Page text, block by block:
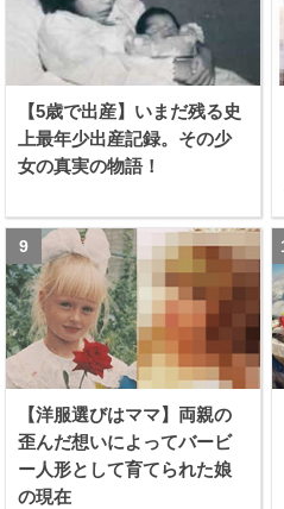
【5歳で出産】いまだ残る史
上最年少出産記録。その少
女の真実の物語！
【洋服選びはママ】両親の
歪んだ想いによってバービ
ー人形として育てられた娘
の現在